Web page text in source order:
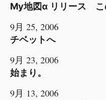
My地図α リリース こ
9月 25, 2006
チベットへ
9月 23, 2006
始まり。
9月 13, 2006